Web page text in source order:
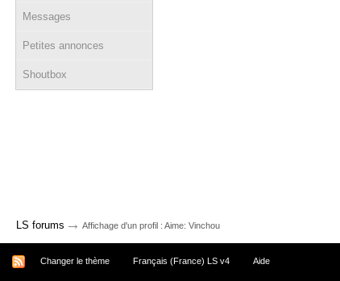
Messages
Petites annonces
Shoutbox
LS forums → Affichage d'un profil : Aime: Vinchou
Changer le thème Français (France) LS v4 Aide